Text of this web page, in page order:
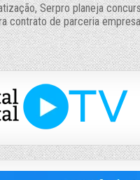
Serpro planeja
contrato de parceria